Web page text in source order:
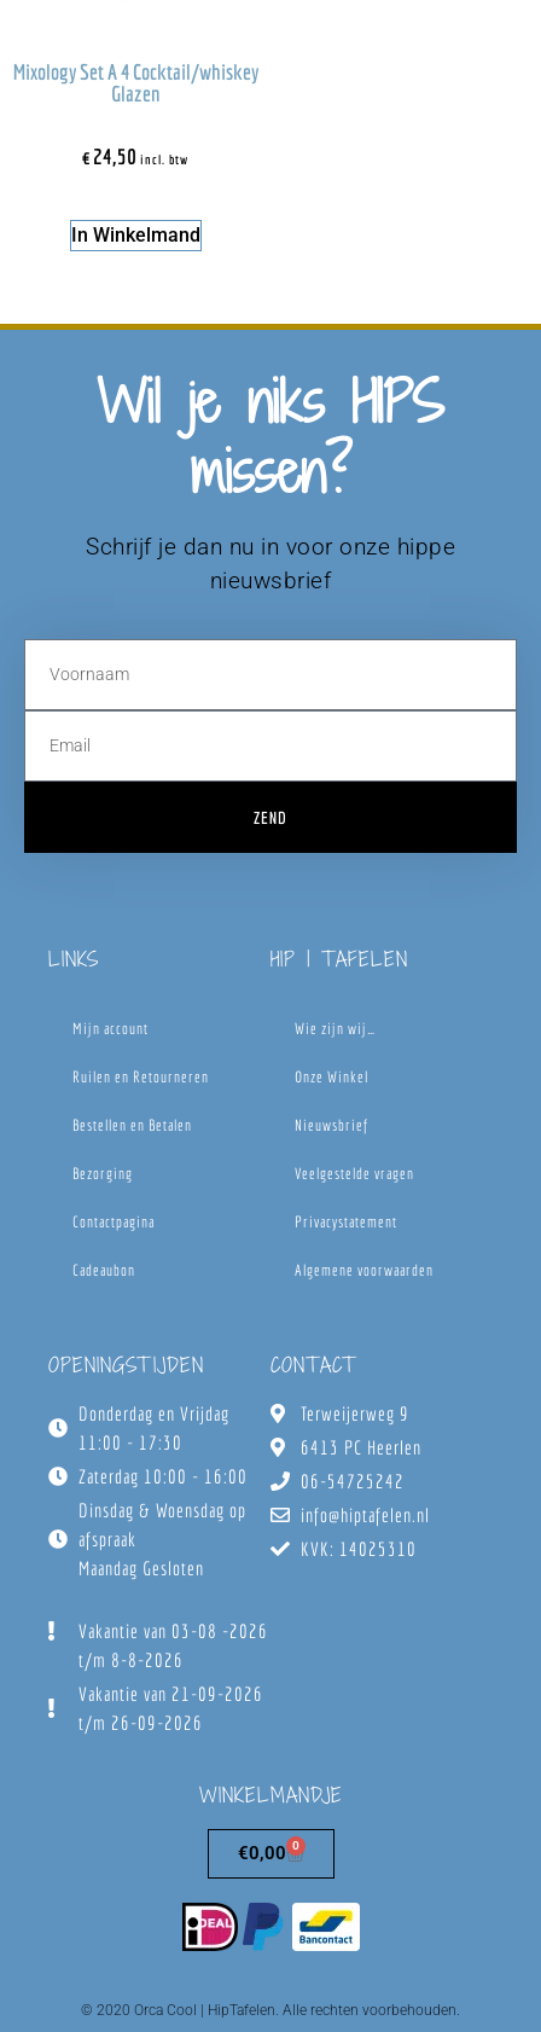
Mixology Set A 4 Cocktail/whiskey
Glazen
€24,50 incl. btw
In Winkelmand
Wil je niks HIPS
missen?
Schrijf je dan nu in voor onze hippe
nieuwsbrief
ZEND
LINKS
Mijn account
Ruilen en Retourneren
Bestellen en Betalen
Bezorging
Contactpagina
Cadeaubon
HIP | TAFELEN
Wie zijn wij…
Onze Winkel
Nieuwsbrief
Veelgestelde vragen
Privacystatement
Algemene voorwaarden
OPENINGSTIJDEN
Donderdag en Vrijdag
11:00 - 17:30
Zaterdag 10:00 - 16:00
Dinsdag & Woensdag op
afspraak
Maandag Gesloten
Vakantie van 03-08 -2026
t/m 8-8-2026
Vakantie van 21-09-2026
t/m 26-09-2026
CONTACT
Terweijerweg 9
6413 PC Heerlen
06-54725242
info@hiptafelen.nl
KVK: 14025310
WINKELMANDJE
€0,00 0
© 2020 Orca Cool | HipTafelen. Alle rechten voorbehouden.